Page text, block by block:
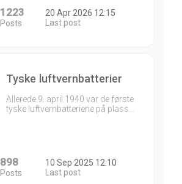
1223
Posts
20 Apr 2026 12:15
Last post
Tyske luftvernbatterier
Allerede 9. april 1940 var de første
tyske luftvernbatteriene på plass…
898
Posts
10 Sep 2025 12:10
Last post